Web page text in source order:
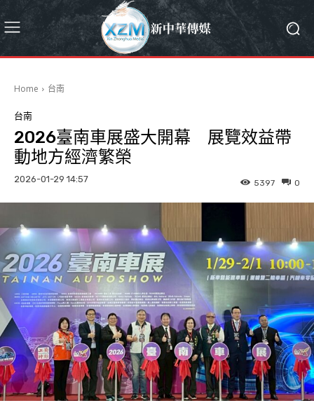
Home 台南
台南
2026臺南車展盛大開幕 展覽效益帶
動地方經濟繁榮
2026-01-29 14:57 0
5397